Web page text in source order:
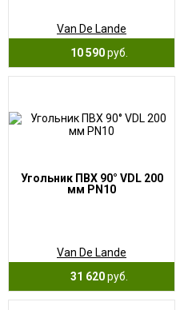
Van De Lande
10 590руб.
Угольник ПВХ 90° VDL 200
мм PN10
Van De Lande
31 620руб.